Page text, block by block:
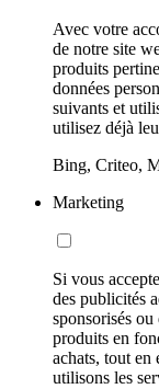
Avec votre
de notre site
produits
données
suivants et
utilisez déjà
Bing, Criteo,
Marketing
Si vous
des publicités
sponsorisés
produits en
achats, tout en
utilisons les